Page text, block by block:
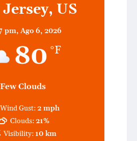
US
pm, Ago 6, 2026
80 °F
Few Clouds
Wind Gust:2 mph
Clouds:21%
Visibility: 10 km